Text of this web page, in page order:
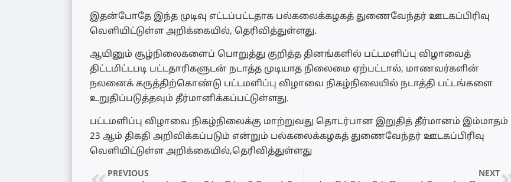
இதன்போதே இந்த முடிவு எட்டப்பட்டதாக பல்கலைக்கழகத் துணைவேந்தர் ஊடகப்பிரிவு
வெளியிட்டுள்ள அறிக்கையில், தெரிவித்துள்ளது.
ஆயினும் சூழ்நிலைகளைப் பொறுத்து குறித்த தினங்களில் பட்டமளிப்பு விழாவைத்
திட்டமிட்டபடி பட்டதாரிகளுடன் நடாத்த முடியாத நிலைமை ஏற்பட்டால், மாணவர்களின்
நலனைக் கருத்திற்கொண்டு பட்டமளிப்பு விழாவை நிகழ்நிலையில் நடாத்தி பட்டங்களை
உறுதிப்படுத்தவும் தீர்மானிக்கப்பட்டுள்ளது.
பட்டமளிப்பு விழாவை நிகழ்நிலைக்கு மாற்றுவது தொடர்பான இறுதித் தீர்மானம் இம்மாதம்
23 ஆம் திகதி அறிவிக்கப்படும் என்றும் பல்கலைக்கழகத் துணைவேந்தர் ஊடகப்பிரிவு
வெளியிட்டுள்ள அறிக்கையில்,தெரிவித்துள்ளது
PREVIOUS NEXT